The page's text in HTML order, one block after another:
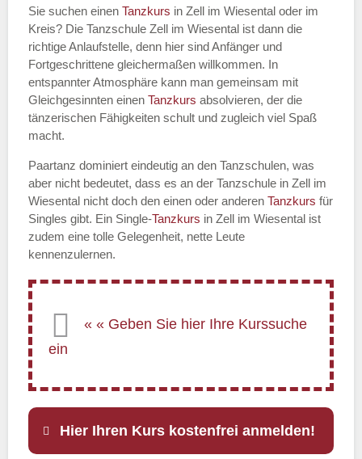
Sie suchen einen Tanzkurs in Zell im Wiesental oder im
Kreis? Die Tanzschule Zell im Wiesental ist dann die
richtige Anlaufstelle, denn hier sind Anfänger und
Fortgeschrittene gleichermaßen willkommen. In
entspannter Atmosphäre kann man gemeinsam mit
Gleichgesinnten einen Tanzkurs absolvieren, der die
tänzerischen Fähigkeiten schult und zugleich viel Spaß
macht.
Paartanz dominiert eindeutig an den Tanzschulen, was
aber nicht bedeutet, dass es an der Tanzschule in Zell im
Wiesental nicht doch den einen oder anderen Tanzkurs für
Singles gibt. Ein Single-Tanzkurs in Zell im Wiesental ist
zudem eine tolle Gelegenheit, nette Leute
kennenzulernen.
Hier Ihren Kurs kostenfrei anmelden!